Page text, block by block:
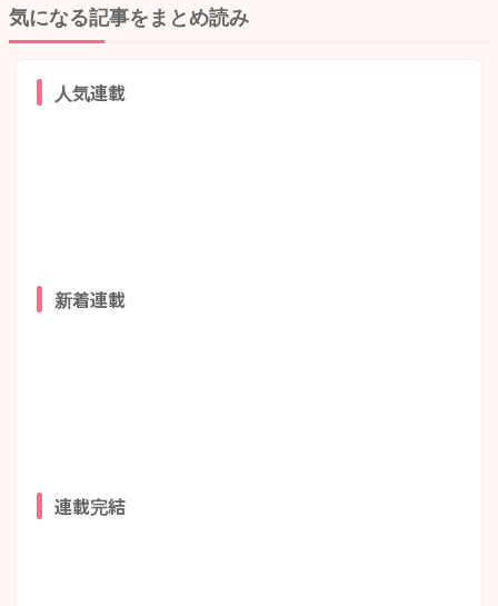
気になる記事をまとめ読み
人気連載
新着連載
連載完結